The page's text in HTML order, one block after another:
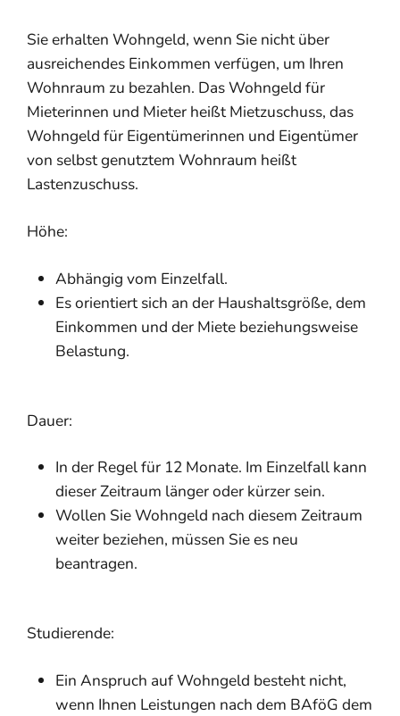
Sie erhalten Wohngeld, wenn Sie nicht über
ausreichendes Einkommen verfügen, um Ihren
Wohnraum zu bezahlen. Das Wohngeld für
Mieterinnen und Mieter heißt Mietzuschuss, das
Wohngeld für Eigentümerinnen und Eigentümer
von selbst genutztem Wohnraum heißt
Lastenzuschuss.
Höhe:
Abhängig vom Einzelfall.
Es orientiert sich an der Haushaltsgröße, dem
Einkommen und der Miete beziehungsweise
Belastung.
Dauer:
In der Regel für 12 Monate. Im Einzelfall kann
dieser Zeitraum länger oder kürzer sein.
Wollen Sie Wohngeld nach diesem Zeitraum
weiter beziehen, müssen Sie es neu
beantragen.
Studierende:
Ein Anspruch auf Wohngeld besteht nicht,
wenn Ihnen Leistungen nach dem BAföG dem